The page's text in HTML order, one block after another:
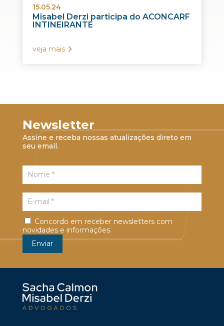
15.05.24
Misabel Derzi participa do ACONCARF
INTINEIRANTE
veja mais
Newsletter
Assine e receba nossas atualizações direto em
seu email.
Concordo em receber newsletters com
novidades e informações.